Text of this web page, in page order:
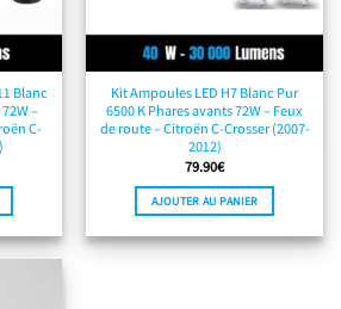
Blanc
–
C-
Kit Ampoules LED H7 Blanc Pur
6500 K Phares avants 72W – Feux
de route – Citroën C-Crosser (2007-
2012)
79.90€
AJOUTER AU PANIER